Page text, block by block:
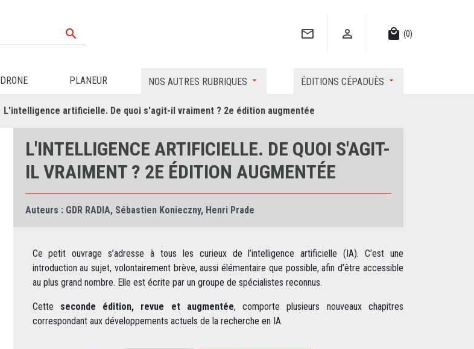
   local_mall (0)
DRONE PLANEUR NOS AUTRES RUBRIQUES ÉDITIONS CÉPADUÈS
L'intelligence artificielle. De quoi s'agit-il vraiment ? 2e édition augmentée
L'INTELLIGENCE ARTIFICIELLE. DE QUOI S'AGIT-
IL VRAIMENT ? 2E ÉDITION AUGMENTÉE
Auteurs : GDR RADIA, Sébastien Konieczny, Henri Prade
Ce petit ouvrage s’adresse à tous les curieux de l’intelligence artificielle (IA). C’est une
introduction au sujet, volontairement brève, aussi élémentaire que possible, afin d’être accessible
au plus grand nombre. Elle est écrite par un groupe de spécialistes reconnus.
Cette seconde édition, revue et augmentée, comporte plusieurs nouveaux chapitres
correspondant aux développements actuels de la recherche en IA.